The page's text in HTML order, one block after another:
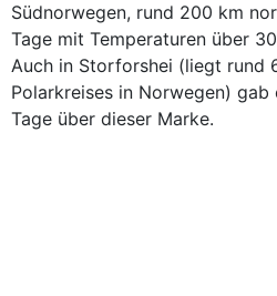
Südnorwegen, rund 200 km
Tage mit Temperaturen über
Auch in Storforshei (liegt rund
Polarkreises in Norwegen) gab
Tage über dieser Marke.